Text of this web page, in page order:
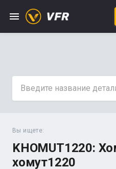
menu
Вы ищете:
KHOMUT1220:
хомут1220